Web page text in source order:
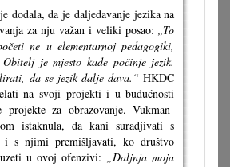
dodala, da je daljedavanje jezika na
za nju važan i veliki posao:
„To
ne u elementarnoj pedagogiki,
je mjesto kade počinje jezik.
da se jezik dalje dava.“ HKDC
na svoji projekti i u budućnosti
projekte za obrazovanje. Vukman-
istaknula, da kani suradjivati s
i s njimi premišljavati, ko društvo
u ovoj ofenzivi:
„Daljnja moja